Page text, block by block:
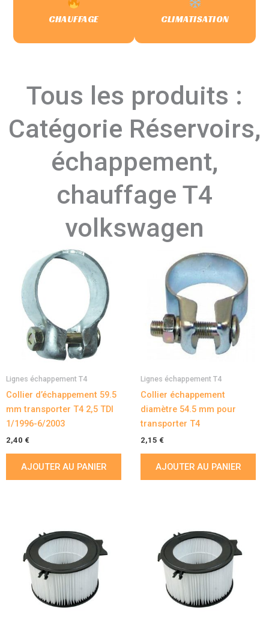
CHAUFFAGE CLIMATISATION
Tous les produits :
Catégorie Réservoirs,
échappement,
chauffage T4
volkswagen
Lignes échappement T4
Collier d’échappement 59.5
mm transporter T4 2,5 TDI
1/1996-6/2003
2,40 €
AJOUTER AU PANIER
Lignes échappement T4
Collier échappement
diamètre 54.5 mm pour
transporter T4
2,15 €
AJOUTER AU PANIER